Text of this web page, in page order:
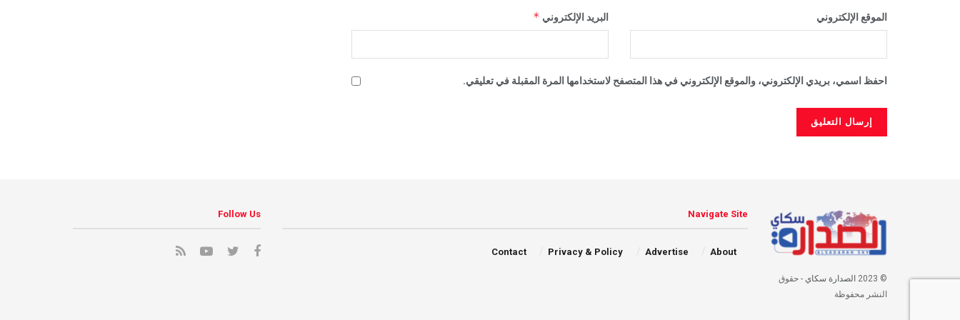
البريد الإلكتروني * الموقع الإلكتروني
احفظ اسمي، بريدي الإلكتروني، والموقع الإلكتروني في هذا المتصفح لاستخدامها المرة المقبلة في تعليقي.
© 2023 الصدارة سكاي - حقوق
النشر محفوظة
Navigate Site
About
Advertise
Privacy & Policy
Contact
Follow Us